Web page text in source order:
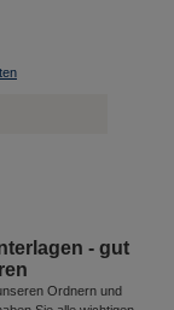
- gut
Ordnern und